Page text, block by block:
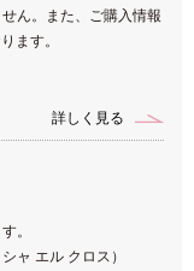
ん。また、ご購入情報
ます。
詳しく見る
。
ャ エル クロス）